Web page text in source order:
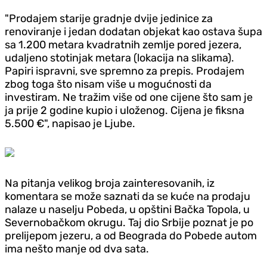
"Prodajem starije gradnje dvije jedinice za
renoviranje i jedan dodatan objekat kao ostava šupa
sa 1.200 metara kvadratnih zemlje pored jezera,
udaljeno stotinjak metara (lokacija na slikama).
Papiri ispravni, sve spremno za prepis. Prodajem
zbog toga što nisam više u mogućnosti da
investiram. Ne tražim više od one cijene što sam je
ja prije 2 godine kupio i uloženog. Cijena je fiksna
5.500 €", napisao je Ljube.
Na pitanja velikog broja zainteresovanih, iz
komentara se može saznati da se kuće na prodaju
nalaze u naselju Pobeda, u opštini Bačka Topola, u
Severnobačkom okrugu. Taj dio Srbije poznat je po
prelijepom jezeru, a od Beograda do Pobede autom
ima nešto manje od dva sata.